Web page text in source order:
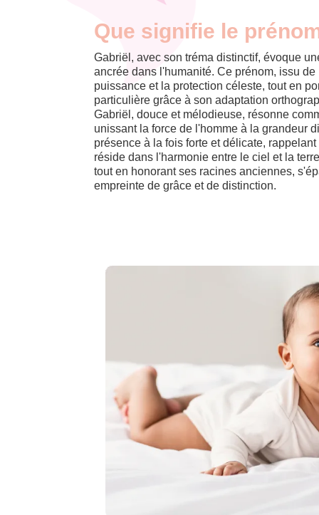
Que signifie le
Gabriël, avec son tréma distinctif, évoque
ancrée dans l'humanité. Ce prénom, issu
puissance et la protection céleste, tout en
particulière grâce à son adaptation
Gabriël, douce et mélodieuse, résonne
unissant la force de l'homme à la grandeur
présence à la fois forte et délicate,
réside dans l'harmonie entre le ciel et la
tout en honorant ses racines anciennes,
empreinte de grâce et de distinction.